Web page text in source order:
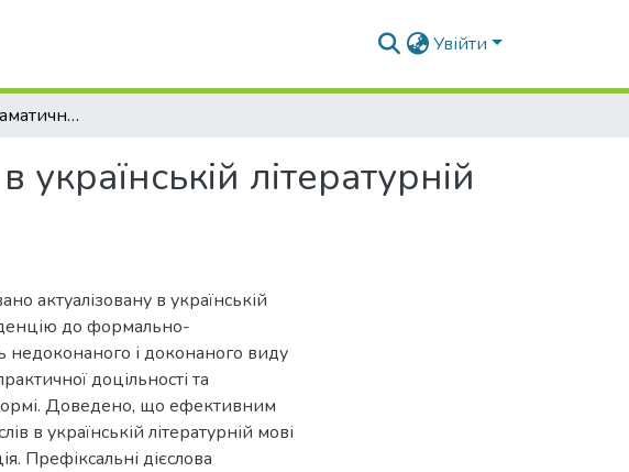
Увійти
Актуалізовані граматичні форми дієслів в українській літературній мові початку ХХІ сторіччя
літературній
актуалізовану в українській
до формально-
і доконаного виду
доцільності та
нормі. Доведено, що ефективним
в українській літературній мові
Префіксальні дієслова